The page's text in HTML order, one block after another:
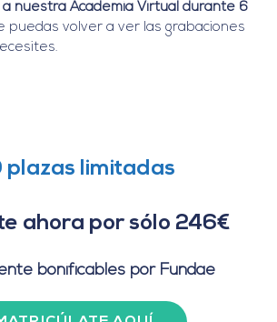
a nuestra Academia Virtual durante 6
puedas volver a ver las grabaciones
plazas limitadas
ahora por sólo 246€
bonificables por Fundae